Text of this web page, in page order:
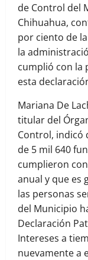
de Control del
Chihuahua,
por ciento de
la
cumplió con la
esta
Mariana De
titular del
Control, indicó
de 5 mil 640
cumplieron
anual y que es
las personas
del Municipio
Declaración
Intereses a
nuevamente a